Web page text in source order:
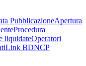
PubblicazioneApertura
Procedura
liquidateOperatori
Link BDNCP